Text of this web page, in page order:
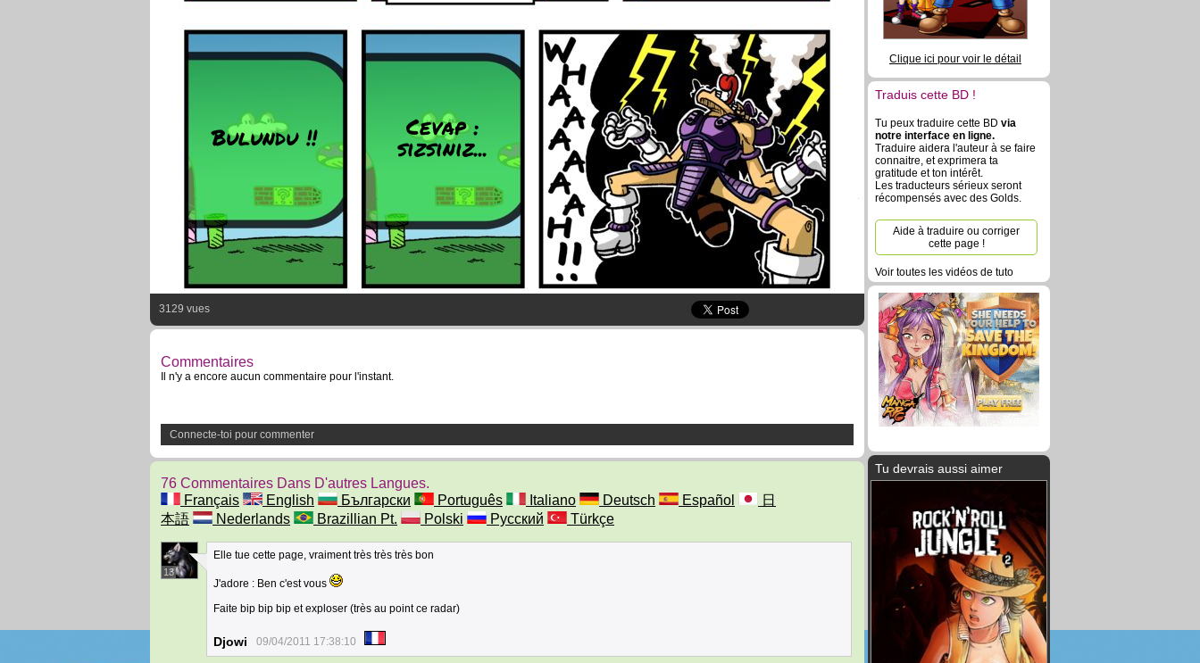
Bulundu !! Cevap :
sizsiniz...
3129 vues
Commentaires
Il n'y a encore aucun commentaire pour l'instant.
Connecte-toi pour commenter
76 Commentaires Dans D'autres Langues.
Français
English Български Português Italiano Deutsch Español
日
本語
Nederlands Brazillian Pt. Polski Русский Türkçe
13
Elle tue cette page, vraiment très très très bon
J'adore : Ben c'est vous
Faite bip bip bip et exploser (très au point ce radar)
Djowi 09/04/2011 17:38:10
Clique ici pour voir le détail
Traduis cette BD !
Tu peux traduire cette BD via
notre interface en ligne.
Traduire aidera l'auteur à se faire
connaitre, et exprimera ta
gratitude et ton intérêt.
Les traducteurs sérieux seront
récompensés avec des Golds.
Aide à traduire ou corriger
cette page !
Voir toutes les vidéos de tuto
Tu devrais aussi aimer